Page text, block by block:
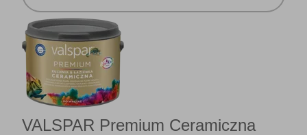
VALSPAR Premium Ceramiczna